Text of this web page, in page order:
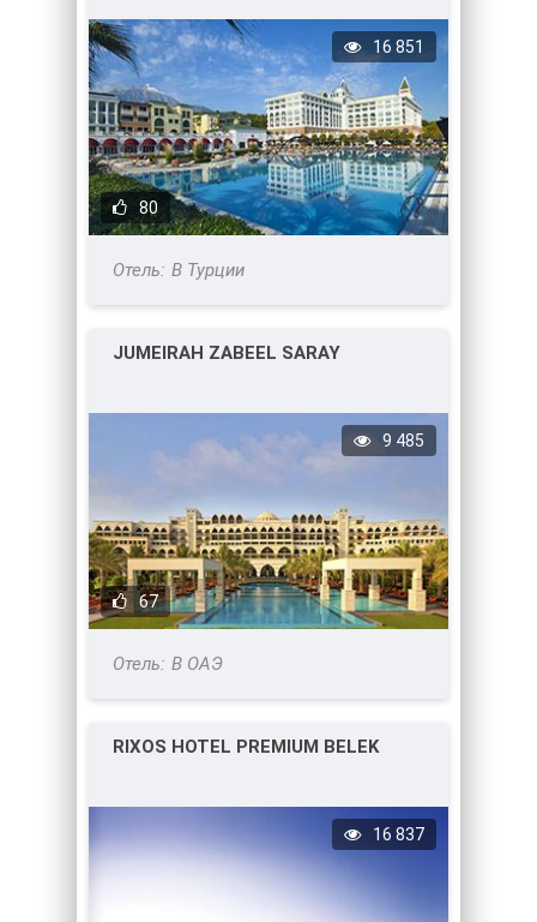
80
16 851
В Турции
JUMEIRAH ZABEEL SARAY
67
9 485
В ОАЭ
RIXOS HOTEL PREMIUM BELEK
16 837